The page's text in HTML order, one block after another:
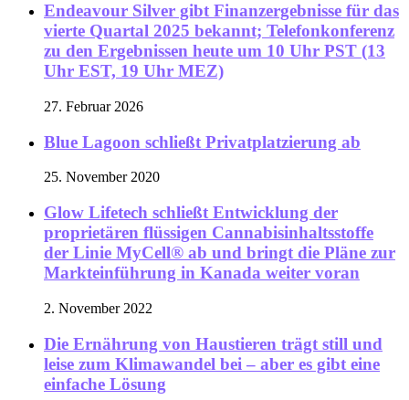
Endeavour Silver gibt Finanzergebnisse für das
vierte Quartal 2025 bekannt; Telefonkonferenz
zu den Ergebnissen heute um 10 Uhr PST (13
Uhr EST, 19 Uhr MEZ)
27. Februar 2026
Blue Lagoon schließt Privatplatzierung ab
25. November 2020
Glow Lifetech schließt Entwicklung der
proprietären flüssigen Cannabisinhaltsstoffe
der Linie MyCell® ab und bringt die Pläne zur
Markteinführung in Kanada weiter voran
2. November 2022
Die Ernährung von Haustieren trägt still und
leise zum Klimawandel bei – aber es gibt eine
einfache Lösung